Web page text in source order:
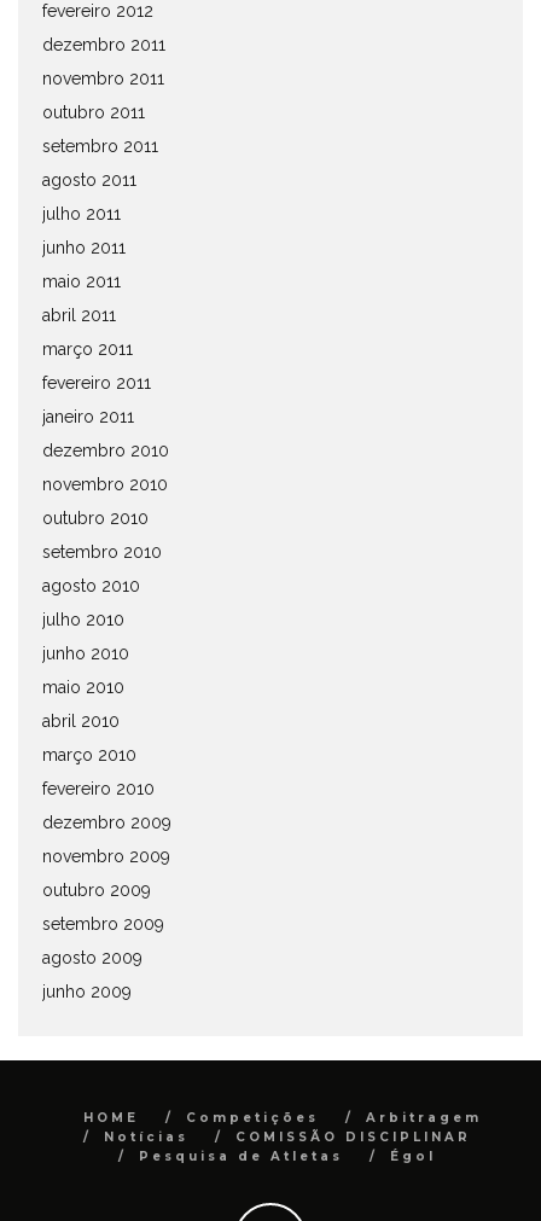
fevereiro 2012
dezembro 2011
novembro 2011
outubro 2011
setembro 2011
agosto 2011
julho 2011
junho 2011
maio 2011
abril 2011
março 2011
fevereiro 2011
janeiro 2011
dezembro 2010
novembro 2010
outubro 2010
setembro 2010
agosto 2010
julho 2010
junho 2010
maio 2010
abril 2010
março 2010
fevereiro 2010
dezembro 2009
novembro 2009
outubro 2009
setembro 2009
agosto 2009
junho 2009
HOME Competições
Arbitragem
Notícias
COMISSÃO DISCIPLINAR
Pesquisa de Atletas
Égol